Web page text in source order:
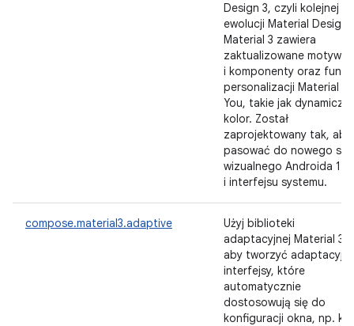
Design 3, czyli kolejnej
ewolucji Material Design.
Material 3 zawiera
zaktualizowane motywy
i komponenty oraz
personalizacji Material
You, takie jak
kolor. Został
zaprojektowany tak, aby
pasować do nowego
wizualnego Androida 12
i interfejsu systemu.
compose.material3.adaptive
Użyj biblioteki
adaptacyjnej Material 3,
aby tworzyć
interfejsy, które
automatycznie
dostosowują się do
konfiguracji okna, np.